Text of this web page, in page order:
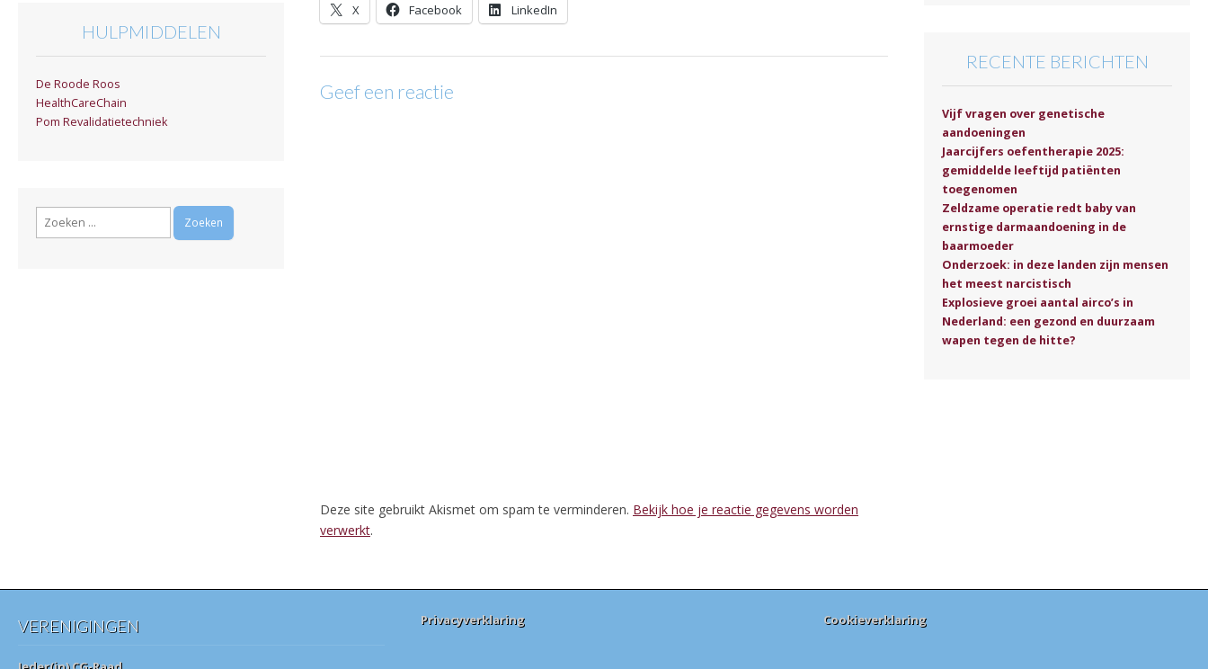
X Facebook LinkedIn
Geef een reactie
Deze site gebruikt Akismet om spam te verminderen. Bekijk hoe je reactie gegevens worden
verwerkt.
HULPMIDDELEN
De Roode Roos
HealthCareChain
Pom Revalidatietechniek
Zoeken
RECENTE BERICHTEN
Vijf vragen over genetische
aandoeningen
Jaarcijfers oefentherapie 2025:
gemiddelde leeftijd patiënten
toegenomen
Zeldzame operatie redt baby van
ernstige darmaandoening in de
baarmoeder
Onderzoek: in deze landen zijn mensen
het meest narcistisch
Explosieve groei aantal airco’s in
Nederland: een gezond en duurzaam
wapen tegen de hitte?
VERENIGINGEN Privacyverklaring Cookieverklaring